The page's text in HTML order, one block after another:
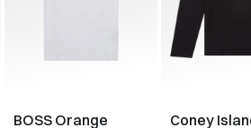
BOSS Orange Coney